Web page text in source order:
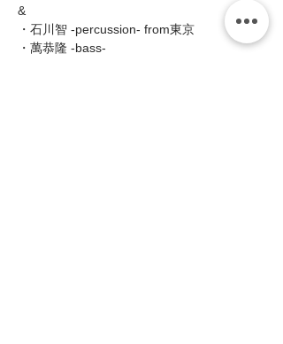
&
・石川智 -percussion- from東京
・萬恭隆 -bass-